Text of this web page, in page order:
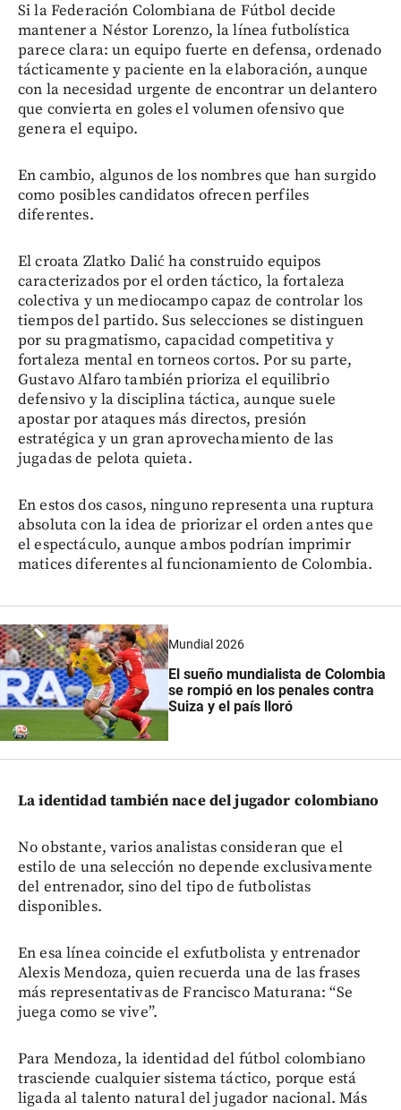
Si la Federación Colombiana de Fútbol decide
mantener a Néstor Lorenzo, la línea futbolística
parece clara: un equipo fuerte en defensa, ordenado
tácticamente y paciente en la elaboración, aunque
con la necesidad urgente de encontrar un delantero
que convierta en goles el volumen ofensivo que
genera el equipo.
En cambio, algunos de los nombres que han surgido
como posibles candidatos ofrecen perfiles
diferentes.
El croata Zlatko Dalić ha construido equipos
caracterizados por el orden táctico, la fortaleza
colectiva y un mediocampo capaz de controlar los
tiempos del partido. Sus selecciones se distinguen
por su pragmatismo, capacidad competitiva y
fortaleza mental en torneos cortos. Por su parte,
Gustavo Alfaro también prioriza el equilibrio
defensivo y la disciplina táctica, aunque suele
apostar por ataques más directos, presión
estratégica y un gran aprovechamiento de las
jugadas de pelota quieta.
En estos dos casos, ninguno representa una ruptura
absoluta con la idea de priorizar el orden antes que
el espectáculo, aunque ambos podrían imprimir
matices diferentes al funcionamiento de Colombia.
Mundial 2026
El sueño mundialista de Colombia
se rompió en los penales contra
Suiza y el país lloró
La identidad también nace del jugador colombiano
No obstante, varios analistas consideran que el
estilo de una selección no depende exclusivamente
del entrenador, sino del tipo de futbolistas
disponibles.
En esa línea coincide el exfutbolista y entrenador
Alexis Mendoza, quien recuerda una de las frases
más representativas de Francisco Maturana: “Se
juega como se vive”.
Para Mendoza, la identidad del fútbol colombiano
trasciende cualquier sistema táctico, porque está
ligada al talento natural del jugador nacional. Más